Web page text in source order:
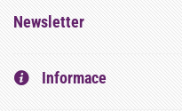
Newsletter
Informace